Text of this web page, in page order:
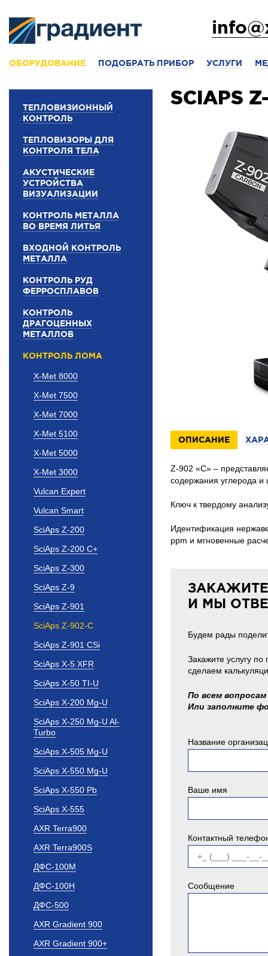
ОБОРУДОВАНИЕ ПОДОБРАТЬ ПРИБОР УСЛУГИ
ТЕПЛОВИЗИОННЫЙ
КОНТРОЛЬ
ТЕПЛОВИЗОРЫ ДЛЯ
КОНТРОЛЯ ТЕЛА
АКУСТИЧЕСКИЕ
УСТРОЙСТВА
ВИЗУАЛИЗАЦИИ
КОНТРОЛЬ МЕТАЛЛА
ВО ВРЕМЯ ЛИТЬЯ
ВХОДНОЙ КОНТРОЛЬ
МЕТАЛЛА
КОНТРОЛЬ РУД
ФЕРРОСПЛАВОВ
КОНТРОЛЬ
ДРАГОЦЕННЫХ
МЕТАЛЛОВ
КОНТРОЛЬ ЛОМА
X-Met 8000
X-Met 7500
X-Met 7000
X-Met 5100
X-Met 5000
X-Met 3000
Vulcan Expert
Vulcan Smart
SciAps Z-200
SciAps Z-200 C+
SciAps Z-300
SciAps Z-9
SciAps Z-901
SciAps Z-902-C
SciAps Z-901 CSi
SciAps X-5 XFR
SciAps X-50 TI-U
SciAps X-200 Mg-U
SciAps X-250 Mg-U Al-
Turbo
SciAps X-505 Mg-U
SciAps X-550 Mg-U
SciAps X-550 Pb
SciAps X-555
AXR Terra900
AXR Terra900S
ДФС-100М
ДФС-100Н
ДФС-500
AXR Gradient 900
AXR Gradient 900+
SCIAPS
ОПИСАНИЕ
Z-902 «C» –
содержания углерода и
Ключ к твердому
Идентификация
ppm и мгновенные
И МЫ
Будем рады
Закажите услугу
сделаем
По всем вопросам
Или заполните
Название
Ваше имя
Контактный
Сообщение